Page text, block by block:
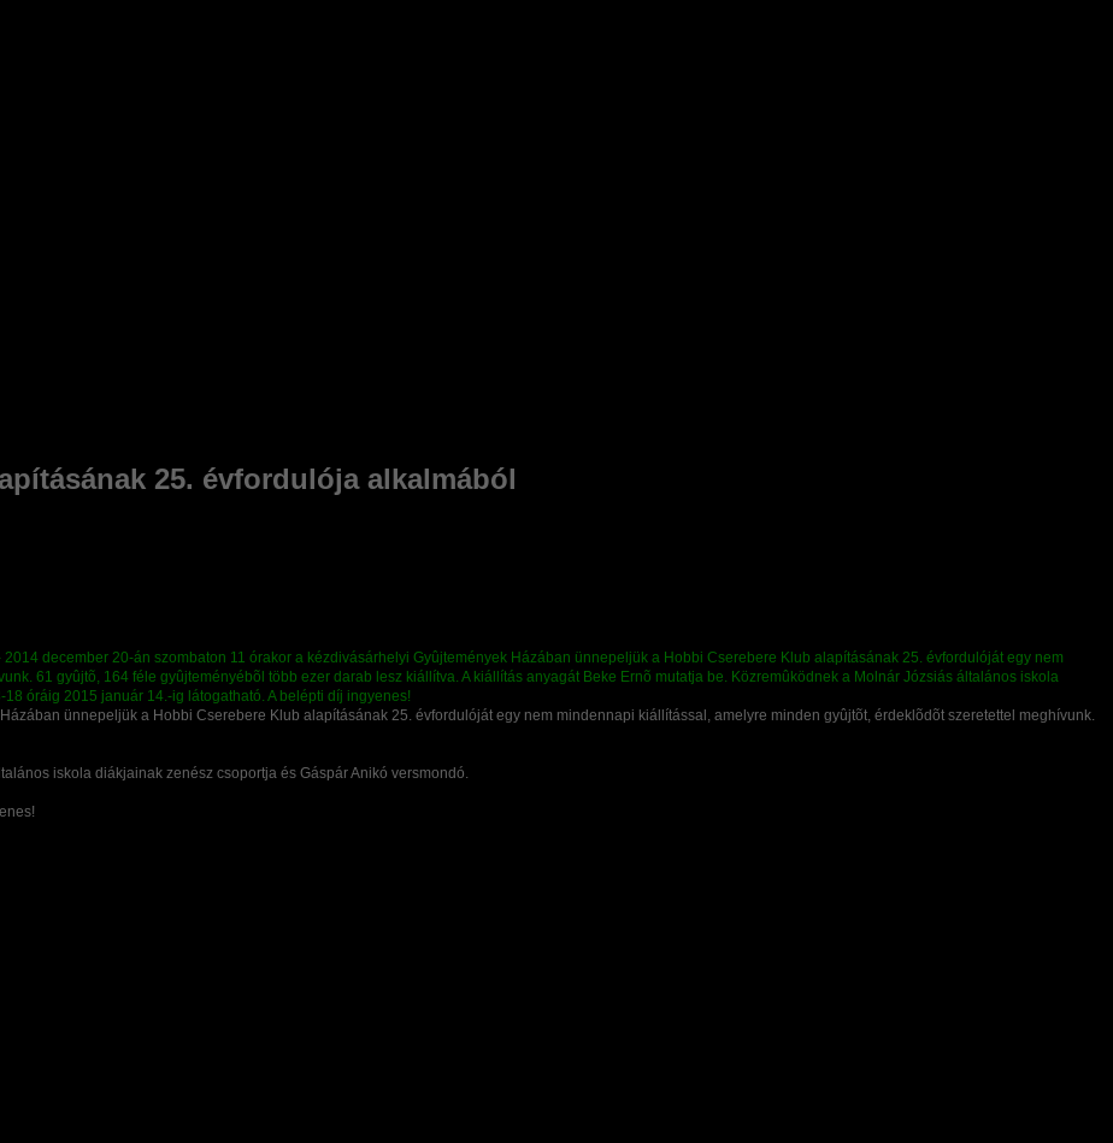
25. évfordulója alkalmából
ünnepeljük a Hobbi Cserebere Klub alapításának 25. évfordulóját egy nem mindennapi kiállítással, amelyre minden gyûjtõt, érdeklõdõt szeretettel meghívunk.
iskola diákjainak zenész csoportja és Gáspár Anikó versmondó.